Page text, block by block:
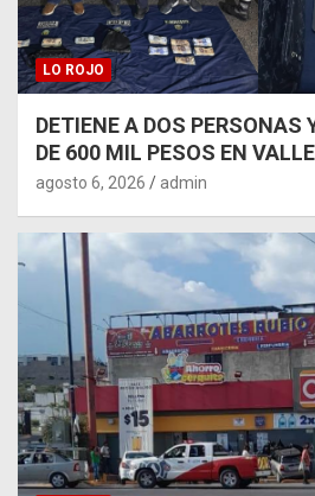
LO ROJO
DETIENE A DOS PERSONAS
DE 600 MIL PESOS EN
agosto 6, 2026 admin